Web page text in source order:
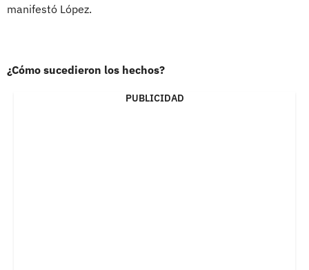
manifestó López.
¿Cómo sucedieron los hechos?
PUBLICIDAD